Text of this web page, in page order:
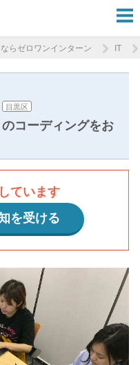
らゼロワンインターン IT
目黒区
コーディングをお
ています
を受ける